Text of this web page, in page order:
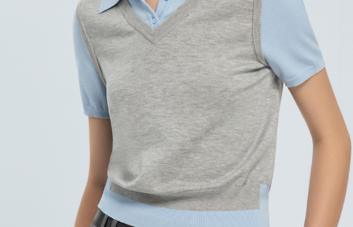
付款後門市自取
國家/地區配送 查看運費